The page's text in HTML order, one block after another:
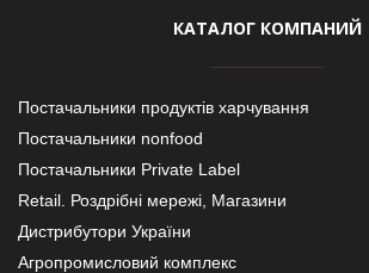
КАТАЛОГ КОМПАНИЙ
Постачальники продуктів харчування
Постачальники nonfood
Постачальники Private Label
Retail. Роздрібні мережі, Магазини
Дистрибутори України
Агропромисловий комплекс